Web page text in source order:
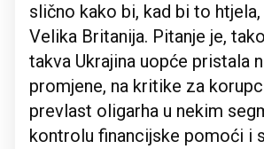
slično kako bi, kad bi to
Velika Britanija. Pitanje je,
takva Ukrajina uopće pristala
promjene, na kritike za
prevlast oligarha u nekim
kontrolu financijske pomoći i